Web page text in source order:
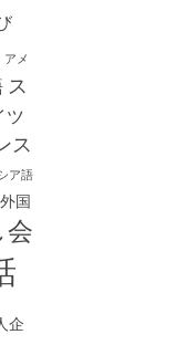
アメ
ス
ツ
ス
ア語
外国
企